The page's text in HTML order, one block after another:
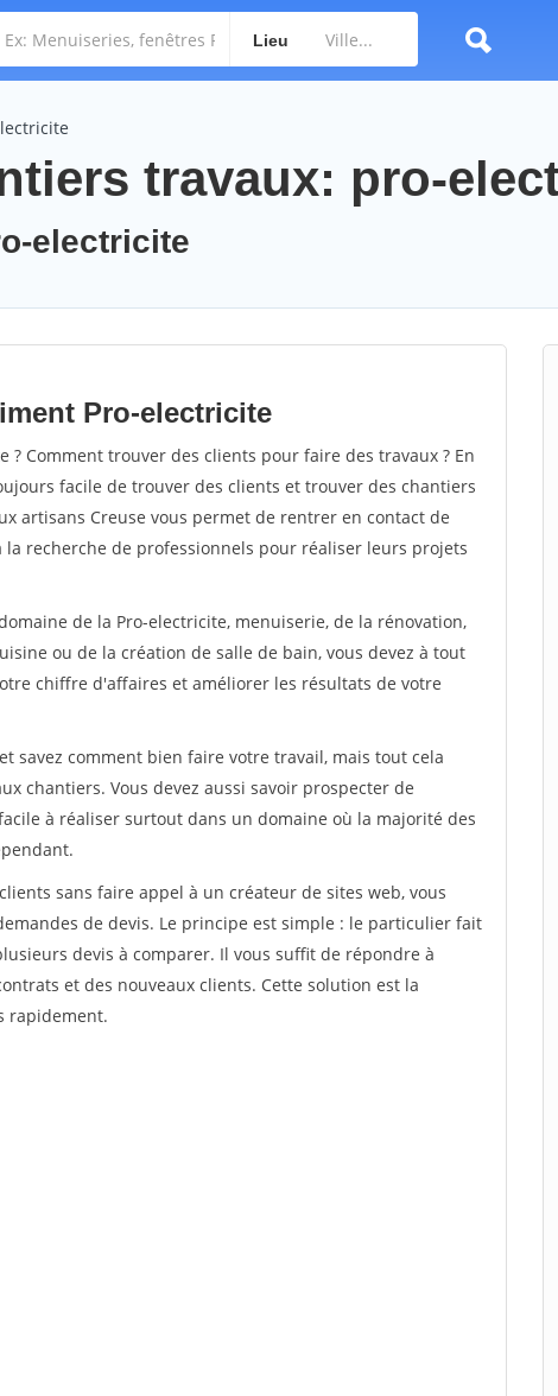
Lieu
travaux: pro-
electricite
Pro-electricite
Comment trouver des clients pour faire des travaux ? En
facile de trouver des clients et trouver des chantiers
artisans Creuse vous permet de rentrer en contact de
recherche de professionnels pour réaliser leurs projets
de la Pro-electricite, menuiserie, de la rénovation,
ou de la création de salle de bain, vous devez à tout
chiffre d'affaires et améliorer les résultats de votre
savez comment bien faire votre travail, mais tout cela
chantiers. Vous devez aussi savoir prospecter de
à réaliser surtout dans un domaine où la majorité des
sans faire appel à un créateur de sites web, vous
de devis. Le principe est simple : le particulier fait
devis à comparer. Il vous suffit de répondre à
et des nouveaux clients. Cette solution est la
rapidement.